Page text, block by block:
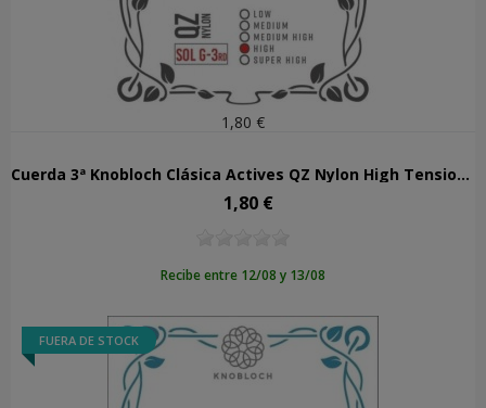
1,80 €
Cuerda 3ª Knobloch Clásica Actives QZ Nylon High Tension 503AQZ
Precio
1,80 €
Recibe entre 12/08 y 13/08
FUERA DE STOCK